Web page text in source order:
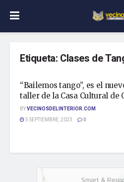
Etiqueta: Clases de
“Bailemos tango”, es el
taller de la Casa Cultural de
BYVECINOSDELINTERIOR.COM
5 SEPTIEMBRE, 2023
0